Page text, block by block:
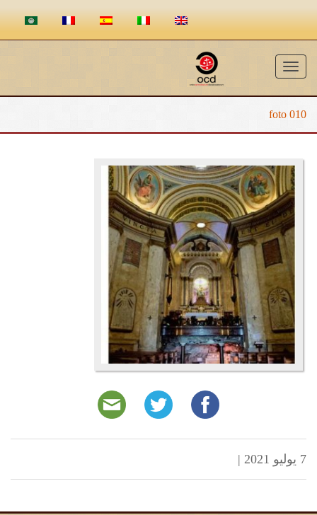
Toggle
navigation
foto 010
7 يوليو 2021 |